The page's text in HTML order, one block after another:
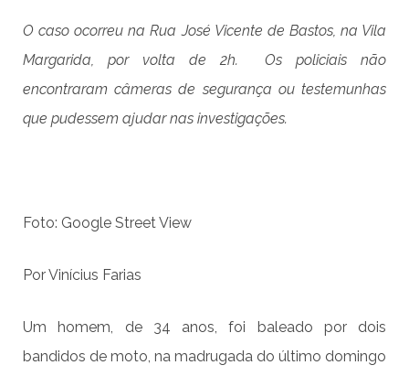
O caso ocorreu na Rua José Vicente de Bastos, na Vila
Margarida, por volta de 2h. Os policiais não
encontraram câmeras de segurança ou testemunhas
que pudessem ajudar nas investigações.
Foto: Google Street View
Por Vinícius Farias
Um homem, de 34 anos, foi baleado por dois
bandidos de moto, na madrugada do último domingo